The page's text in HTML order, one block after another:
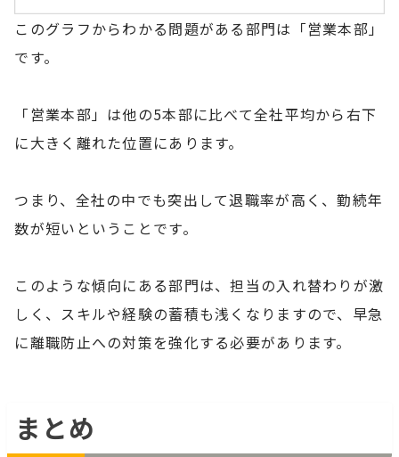
このグラフからわかる問題がある部門は「営業本部」
です。
「営業本部」は他の5本部に比べて全社平均から右下
に大きく離れた位置にあります。
つまり、全社の中でも突出して退職率が高く、勤続年
数が短いということです。
このような傾向にある部門は、担当の入れ替わりが激
しく、スキルや経験の蓄積も浅くなりますので、早急
に離職防止への対策を強化する必要があります。
まとめ